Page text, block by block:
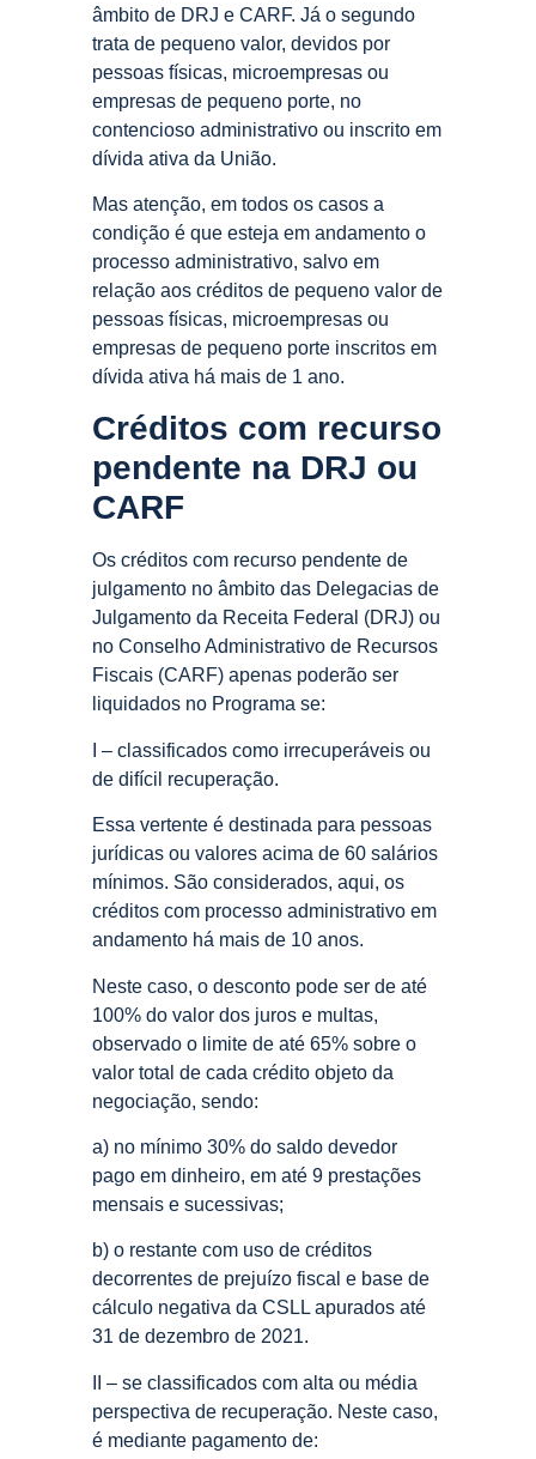
âmbito de DRJ e CARF. Já o segundo
trata de pequeno valor, devidos por
pessoas físicas, microempresas ou
empresas de pequeno porte, no
contencioso administrativo ou inscrito em
dívida ativa da União.
Mas atenção, em todos os casos a
condição é que esteja em andamento o
processo administrativo, salvo em
relação aos créditos de pequeno valor de
pessoas físicas, microempresas ou
empresas de pequeno porte inscritos em
dívida ativa há mais de 1 ano.
Créditos com recurso
pendente na DRJ ou
CARF
Os créditos com recurso pendente de
julgamento no âmbito das Delegacias de
Julgamento da Receita Federal (DRJ) ou
no Conselho Administrativo de Recursos
Fiscais (CARF) apenas poderão ser
liquidados no Programa se:
I – classificados como irrecuperáveis ou
de difícil recuperação.
Essa vertente é destinada para pessoas
jurídicas ou valores acima de 60 salários
mínimos. São considerados, aqui, os
créditos com processo administrativo em
andamento há mais de 10 anos.
Neste caso, o desconto pode ser de até
100% do valor dos juros e multas,
observado o limite de até 65% sobre o
valor total de cada crédito objeto da
negociação, sendo:
a) no mínimo 30% do saldo devedor
pago em dinheiro, em até 9 prestações
mensais e sucessivas;
b) o restante com uso de créditos
decorrentes de prejuízo fiscal e base de
cálculo negativa da CSLL apurados até
31 de dezembro de 2021.
II – se classificados com alta ou média
perspectiva de recuperação. Neste caso,
é mediante pagamento de: